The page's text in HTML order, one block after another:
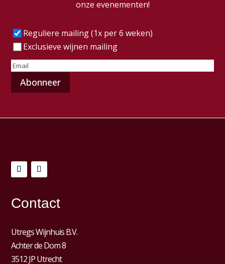
onze evenementen!
Frequentie(Vereist)
Reguliere mailing (1x per 6 weken)
Exclusieve wijnen mailing
E-
mailadres(Vereist)
Contact
Utregs Wijnhuis B.V.
Achter de Dom 8
3512 JP Utrecht